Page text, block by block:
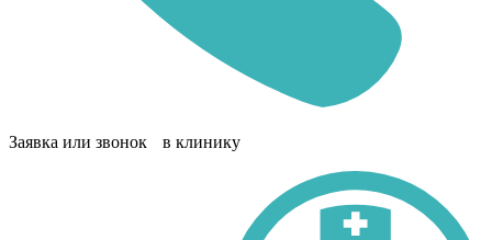
Заявка или звонок в клинику